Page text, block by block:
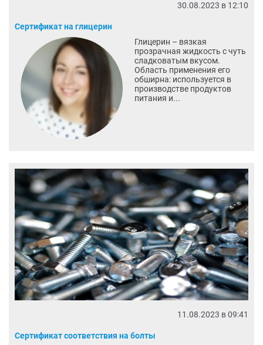
30.08.2023 в 12:10
Сертификат на глицерин
Глицерин – вязкая
прозрачная жидкость с чуть
сладковатым вкусом.
Область применения его
обширна: используется в
производстве продуктов
питания и...
11.08.2023 в 09:41
Сертификат соответствия на болты